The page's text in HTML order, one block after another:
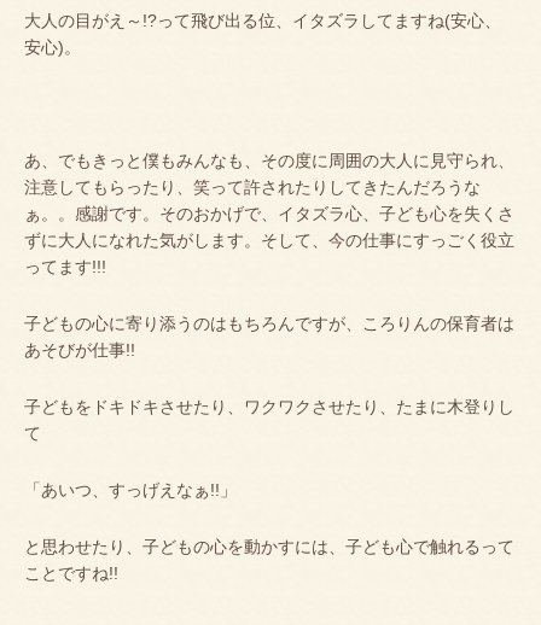
大人の目がえ～ !?って飛び出る位、イタズラしてますね(安心、
安心)。
あ、でもきっと僕もみんなも、その度に周囲の大人に見守られ、
注意してもらったり、笑って許されたりしてきたんだろうな
ぁ。。感謝です。そのおかげで、イタズラ心、子ども心を失くさ
ずに大人になれた気がします。そして、今の仕事にすっごく役立
ってます!!!
子どもの心に寄り添うのはもちろんですが、ころりんの保育者は
あそびが仕事!!
子どもをドキドキさせたり、ワクワクさせたり、たまに木登りし
て
「あいつ、すっげえなぁ!! 」
と思わせたり、子どもの心を動かすには、子ども心で触れるって
ことですね!!